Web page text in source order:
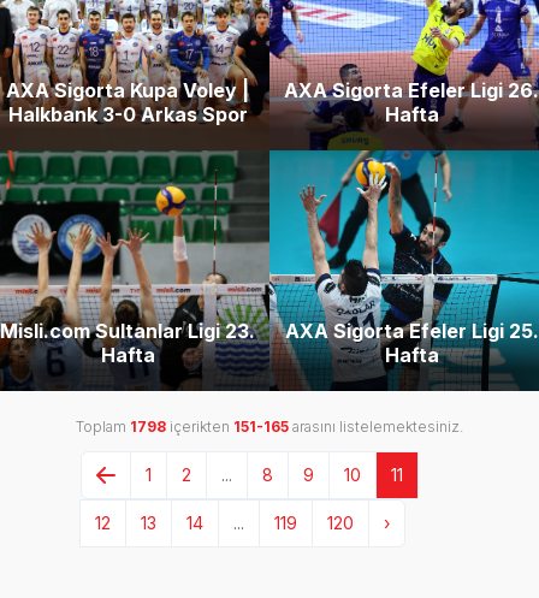
AXA Sigorta Kupa Voley |
Halkbank 3-0 Arkas Spor
AXA Sigorta Efeler Ligi 26.
Hafta
Misli.com Sultanlar Ligi 23.
Hafta
AXA Sigorta Efeler Ligi 25.
Hafta
Toplam 1798 içerikten 151-165 arasını listelemektesiniz.
1 2 ... 8 9 10 11
12 13 14 ... 119 120 ›